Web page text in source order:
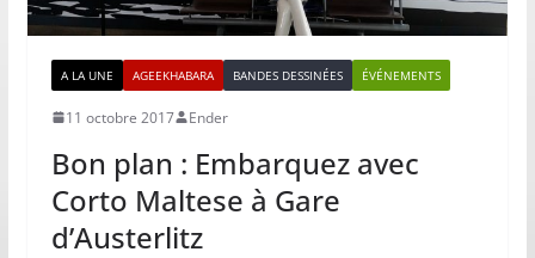
A LA UNE AGEEKHABARA BANDES DESSINÉES ÉVÉNEMENTS
11 octobre 2017 Ender
Bon plan : Embarquez avec
Corto Maltese à Gare
d’Austerlitz